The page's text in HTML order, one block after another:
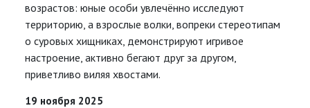
возрастов: юные особи увлечённо исследуют
территорию, а взрослые волки, вопреки стереотипам
о суровых хищниках, демонстрируют игривое
настроение, активно бегают друг за другом,
приветливо виляя хвостами.
19 ноября 2025